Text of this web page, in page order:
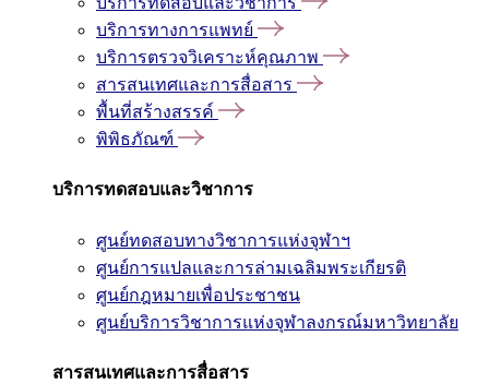
บริการทางการแพทย์
บริการตรวจวิเคราะห์คุณภาพ
สารสนเทศและการสื่อสาร
พื้นที่สร้างสรรค์
พิพิธภัณฑ์
บริการทดสอบและวิชาการ
ศูนย์ทดสอบทางวิชาการแห่งจุฬาฯ
ศูนย์การแปลและการล่ามเฉลิมพระเกียรติ
ศูนย์กฎหมายเพื่อประชาชน
ศูนย์บริการวิชาการแห่งจุฬาลงกรณ์มหาวิทยาลัย
สารสนเทศและการสื่อสาร